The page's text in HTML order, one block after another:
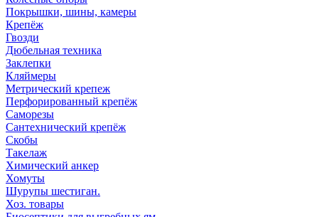
Покрышки, шины, камеры
Крепёж
Гвозди
Дюбельная техника
Заклепки
Кляймеры
Метрический крепеж
Перфорированный крепёж
Саморезы
Сантехнический крепёж
Скобы
Такелаж
Химический анкер
Хомуты
Шурупы шестиган.
Хоз. товары